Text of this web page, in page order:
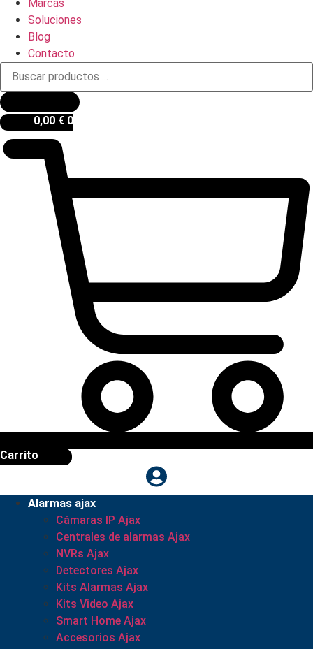
Marcas
Soluciones
Blog
Contacto
Búsqueda
productos
0,00 € 0
Carrito
Alarmas ajax
Cámaras IP Ajax
Centrales de alarmas Ajax
NVRs Ajax
Detectores Ajax
Kits Alarmas Ajax
Kits Video Ajax
Smart Home Ajax
Accesorios Ajax